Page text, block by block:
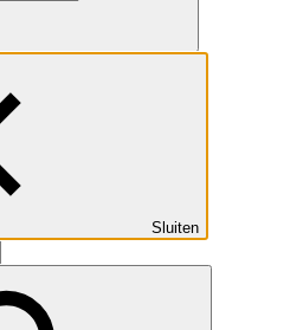
Sluiten